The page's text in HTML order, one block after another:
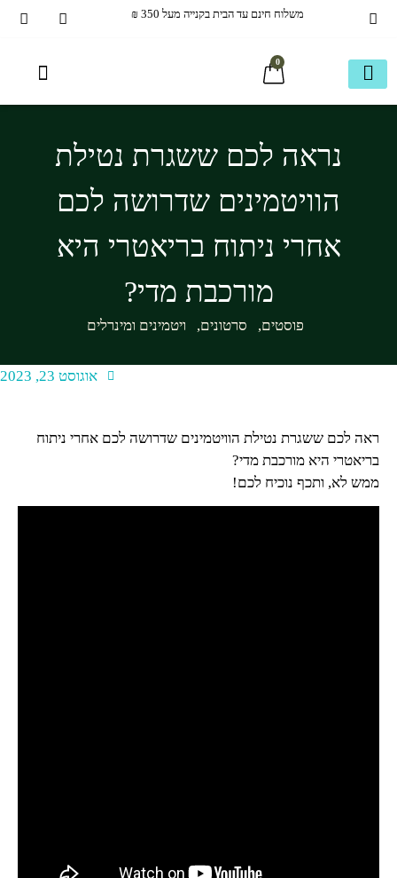
משלוח חינם עד הבית בקנייה מעל 350 ₪
0
נראה לכם ששגרת נטילת
הוויטמינים שדרושה לכם
אחרי ניתוח בריאטרי היא
מורכבת מדי?
פוסטים, סרטונים, ויטמינים ומינרלים
אוגוסט 23, 2023
ראה לכם ששגרת נטילת הוויטמינים שדרושה לכם אחרי ניתוח
בריאטרי היא מורכבת מדי?
ממש לא, ותכף נוכיח לכם!